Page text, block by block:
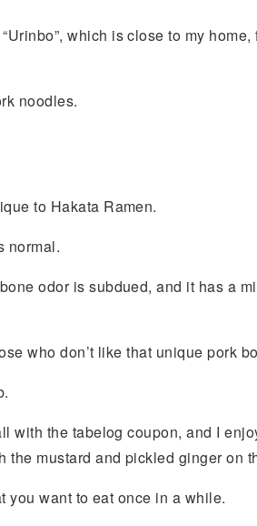
which is close to my home,
noodles.
to Hakata Ramen.
normal.
odor is subdued, and it has a
who don’t like that unique pork
with the tabelog coupon, and I
the mustard and pickled ginger on
you want to eat once in a while.